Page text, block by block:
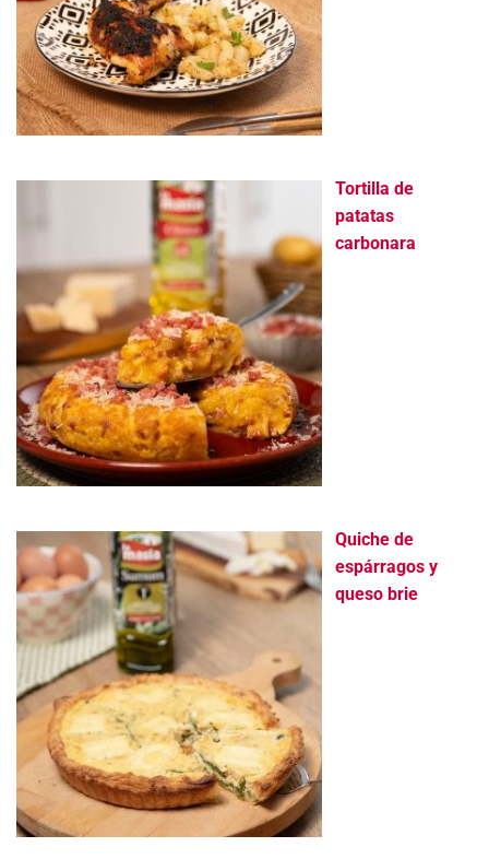
Tortilla de
patatas
carbonara
Quiche de
espárragos y
queso brie